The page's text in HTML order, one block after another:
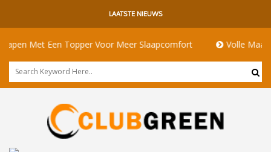
LAATSTE NIEUWS
Met Een Topper Voor Meer Slaapcomfort Volle Maan